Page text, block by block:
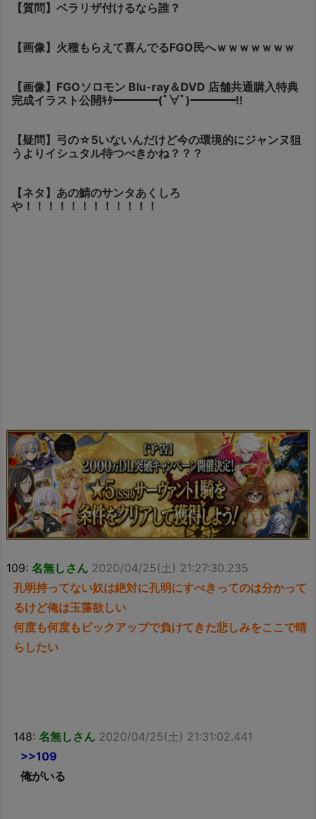
【質問】ベラリザ付けるなら誰？
【画像】火種もらえて喜んでるFGO民へｗｗｗｗｗｗｗ
【画像】FGOソロモン Blu-ray＆DVD 店舗共通購入特典
完成イラスト公開ｷﾀ━━━━(ﾟ∀ﾟ)━━━━!!
【疑問】弓の☆5いないんだけど今の環境的にジャンヌ狙
うよりイシュタル待つべきかね？？？
【ネタ】あの鯖のサンタあくしろ
や！！！！！！！！！！！！
109: 名無しさん 2020/04/25(土) 21:27:30.235
孔明持ってない奴は絶対に孔明にすべきってのは分かって
るけど俺は玉藻欲しい
何度も何度もピックアップで負けてきた悲しみをここで晴
らしたい
148: 名無しさん 2020/04/25(土) 21:31:02.441
>>109
俺がいる